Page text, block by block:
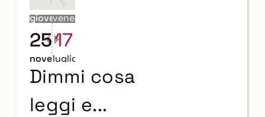
giovedì
25
novembre
venerdì
17
luglio
Dimmi cosa
leggi e...